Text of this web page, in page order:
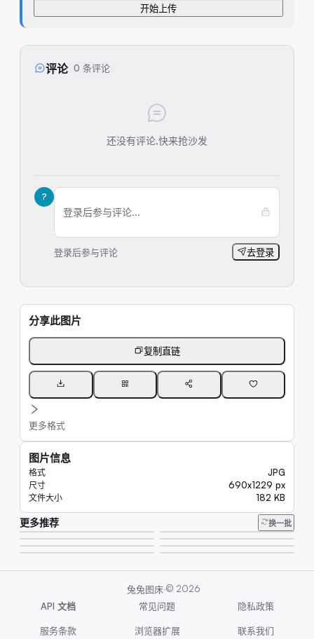
开始上传
评论 0 条评论
还没有评论,快来抢沙发
?
登录后参与评论...
登录后参与评论 去登录
分享此图片
复制直链
更多格式
图片信息
格式 JPG
尺寸 690x1229 px
文件大小 182 KB
更多推荐 换一批
243
9
249
8
208
211
11
兔兔图床·© 2026
API 文档
常见问题 隐私政策
服务条款 浏览器扩展 联系我们